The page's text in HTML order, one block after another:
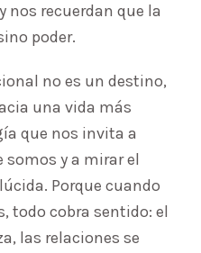
recuerdan que la
poder.
no es un destino,
una vida más
que nos invita a
y a mirar el
Porque cuando
todo cobra sentido: el
las relaciones se